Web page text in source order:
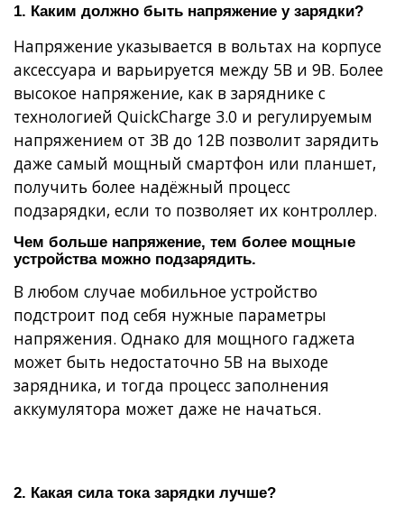
1. Каким должно быть напряжение у зарядки?
Напряжение указывается в вольтах на корпусе
аксессуара и варьируется между 5В и 9В. Более
высокое напряжение, как в заряднике с
технологией QuickCharge 3.0 и регулируемым
напряжением от 3В до 12В позволит зарядить
даже самый мощный смартфон или планшет,
получить более надёжный процесс
подзарядки, если то позволяет их контроллер.
Чем больше напряжение, тем более мощные
устройства можно подзарядить.
В любом случае мобильное устройство
подстроит под себя нужные параметры
напряжения. Однако для мощного гаджета
может быть недостаточно 5В на выходе
зарядника, и тогда процесс заполнения
аккумулятора может даже не начаться.
2. Какая сила тока зарядки лучше?